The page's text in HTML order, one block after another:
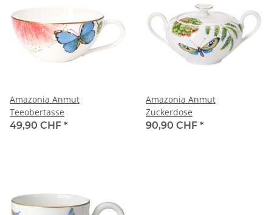
Amazonia Anmut
Teeobertasse
49,90 CHF *
Amazonia Anmut
Zuckerdose
90,90 CHF *